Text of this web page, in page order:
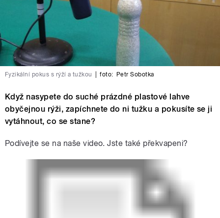
Fyzikální pokus s rýží a tužkou foto: Petr Sobotka
Když nasypete do suché prázdné plastové lahve
obyčejnou rýži, zapíchnete do ni tužku a pokusíte se ji
vytáhnout, co se stane?
Podívejte se na naše video. Jste také překvapeni?